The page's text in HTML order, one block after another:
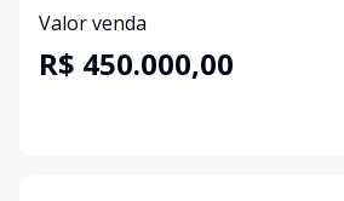
Valor venda
R$ 450.000,00